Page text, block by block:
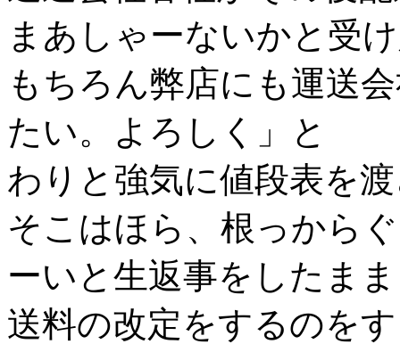
まあしゃーないかと受
もちろん弊店にも運送
たい。よろしく」と
わりと強気に値段表を
そこはほら、根っから
ーいと生返事をしたまま
送料の改定をするのを